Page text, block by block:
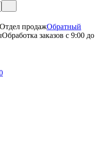
Отдел продажОбратный
Обработка заказов с 9:00 до